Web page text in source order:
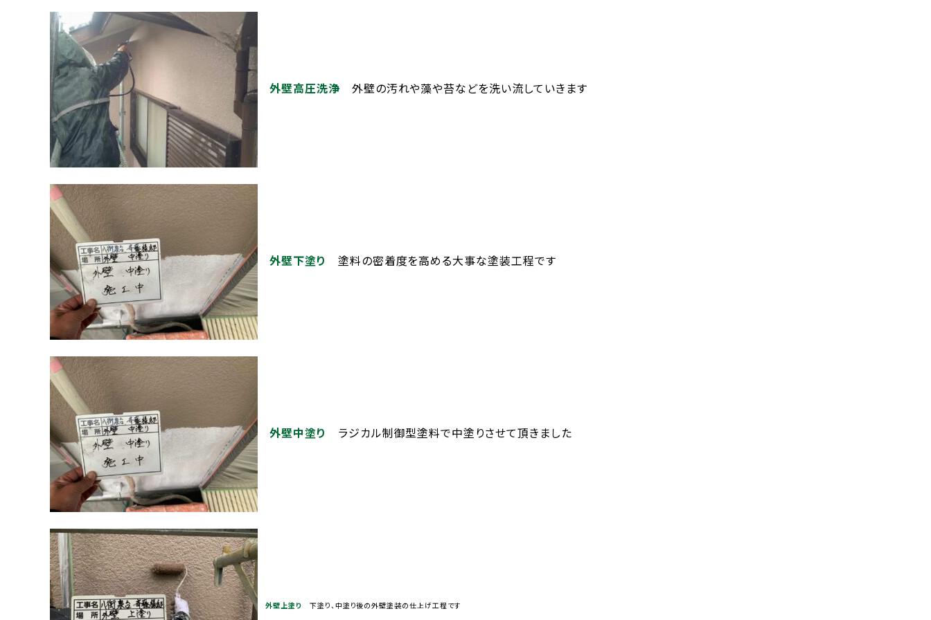
外壁高圧洗浄 外壁の汚れや藻や苔などを洗い流していきます
外壁下塗り 塗料の密着度を高める大事な塗装工程です
外壁中塗り ラジカル制御型塗料で中塗りさせて頂きました
外壁上塗り 下塗り、中塗り後の外壁塗装の仕上げ工程です